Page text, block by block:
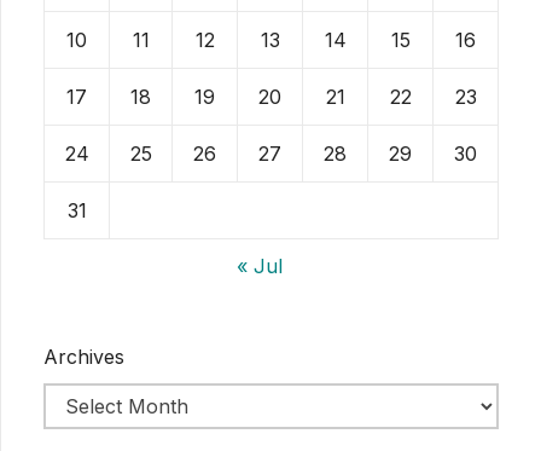
10 11 12 13 14 15 16
17 18 19 20 21 22 23
24 25 26 27 28 29 30
31
« Jul
Archives